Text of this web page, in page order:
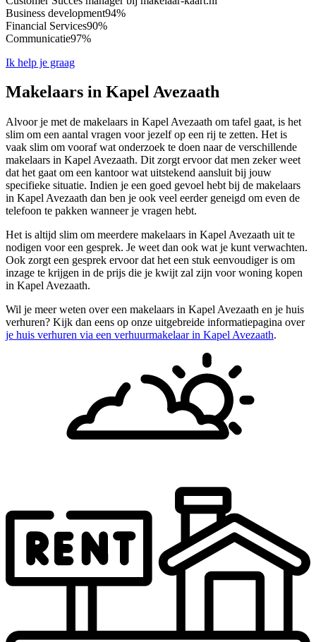
Business development94%
Financial Services90%
Communicatie97%
Ik help je graag
Makelaars in Kapel Avezaath
Alvoor je met de makelaars in Kapel Avezaath om tafel gaat, is het
slim om een aantal vragen voor jezelf op een rij te zetten. Het is
vaak slim om vooraf wat onderzoek te doen naar de verschillende
makelaars in Kapel Avezaath. Dit zorgt ervoor dat men zeker weet
dat het gaat om een kantoor wat uitstekend aansluit bij jouw
specifieke situatie. Indien je een goed gevoel hebt bij de makelaars
in Kapel Avezaath dan ben je ook veel eerder geneigd om even de
telefoon te pakken wanneer je vragen hebt.
Het is altijd slim om meerdere makelaars in Kapel Avezaath uit te
nodigen voor een gesprek. Je weet dan ook wat je kunt verwachten.
Ook zorgt een gesprek ervoor dat het een stuk eenvoudiger is om
inzage te krijgen in de prijs die je kwijt zal zijn voor woning kopen
in Kapel Avezaath.
Wil je meer weten over een makelaars in Kapel Avezaath en je huis
verhuren? Kijk dan eens op onze uitgebreide informatiepagina over
je huis verhuren via een verhuurmakelaar in Kapel Avezaath.